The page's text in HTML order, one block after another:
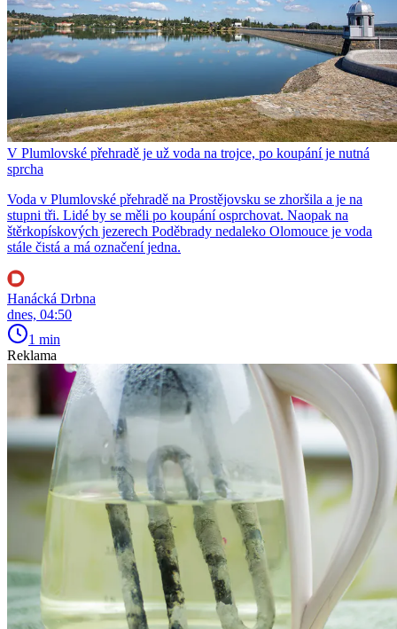
V Plumlovské přehradě je už voda na trojce, po koupání je nutná
sprcha
Voda v Plumlovské přehradě na Prostějovsku se zhoršila a je na
stupni tři. Lidé by se měli po koupání osprchovat. Naopak na
štěrkopískových jezerech Poděbrady nedaleko Olomouce je voda
stále čistá a má označení jedna.
Hanácká Drbna
dnes, 04:50
1 min
Reklama